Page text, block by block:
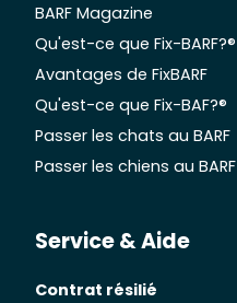
BARF Magazine
Qu'est-ce que Fix-BARF?®
Avantages de FixBARF
Qu'est-ce que Fix-BAF?®
Passer les chats au BARF
Passer les chiens au BARF
Service & Aide
Contrat résilié